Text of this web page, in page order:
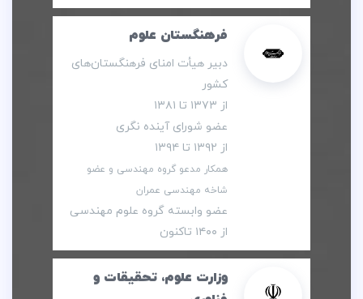
فرهنگستان علوم
دبیر هیأت امنای فرهنگستان‌های
کشور
از ۱۳۷۳ تا ۱۳۸۱
عضو شورای آینده نگری
از ۱۳۹۲ تا ۱۳۹۴
همکار مدعو گروه مهندسی و عضو
شاخه مهندسی عمران
عضو وابسته گروه علوم مهندسی
از ۱۴۰۰ تاکنون
وزارت علوم، تحقیقات و